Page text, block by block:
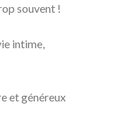
souvent !
intime,
et généreux